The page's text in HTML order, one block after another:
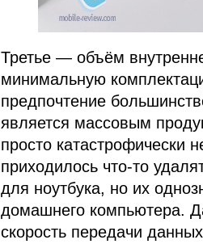
Третье — объём
минимальную
предпочтение
является массовым
просто катастрофически
приходилось что-то
для ноутбука, но их
домашнего компьютера.
скорость передачи